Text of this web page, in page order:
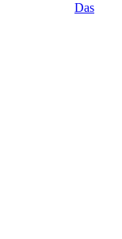
Das